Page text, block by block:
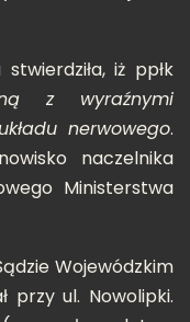
iż ppłk
z wyraźnymi
nerwowego.
naczelnika
Ministerstwa
Wojewódzkim
przy ul. Nowolipki.